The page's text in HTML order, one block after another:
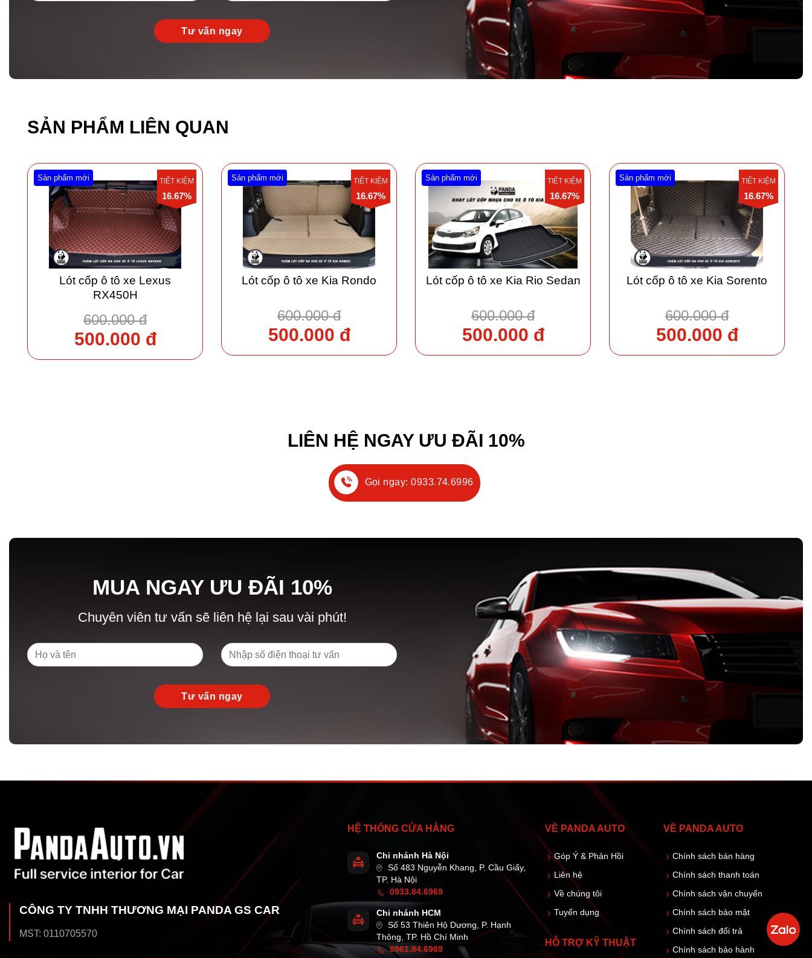
SẢN PHẨM LIÊN QUAN
Sản phẩm mới TIẾT KIỆM
16.67%
Lót cốp ô tô xe Lexus
RX450H
600.000 đ
500.000 đ
Sản phẩm mới TIẾT KIỆM
16.67%
Lót cốp ô tô xe Kia Rondo
600.000 đ
500.000 đ
Sản phẩm mới TIẾT KIỆM
16.67%
Lót cốp ô tô xe Kia Rio Sedan
600.000 đ
500.000 đ
Sản phẩm mới TIẾT KIỆM
16.67%
Lót cốp ô tô xe Kia Sorento
600.000 đ
500.000 đ
LIÊN HỆ NGAY ƯU ĐÃI 10%
Gọi ngay: 0933.74.6996
MUA NGAY ƯU ĐÃI 10%
Chuyên viên tư vấn sẽ liên hệ lại sau vài phút!
CÔNG TY TNHH THƯƠNG MẠI PANDA GS CAR
MST: 0110705570
HỆ THỐNG CỬA HÀNG
Chi nhánh Hà Nội
Số 483 Nguyễn Khang, P. Cầu Giấy,
TP. Hà Nội
0933.84.6969
Chi nhánh HCM
Số 53 Thiên Hộ Dương, P. Hạnh
Thông, TP. Hồ Chí Minh
0961.84.6969
VỀ PANDA AUTO
Góp Ý & Phản Hồi
Liên hệ
Về chúng tôi
Tuyển dụng
HỖ TRỢ KỸ THUẬT
VỀ PANDA AUTO
Chính sách bán hàng
Chính sách thanh toán
Chính sách vận chuyển
Chính sách bảo mật
Chính sách đổi trả
Chính sách bảo hành